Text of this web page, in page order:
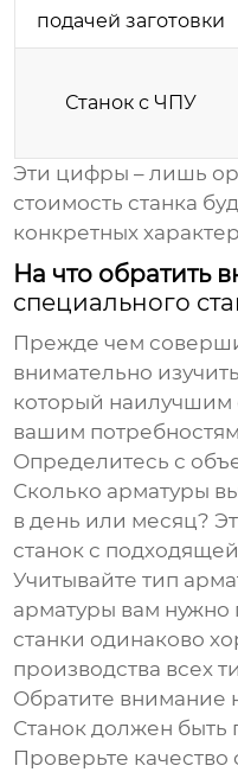
подачей заготовки
Станок с ЧПУ
Эти цифры – лишь
стоимость станка
конкретных
На что обратить
специального
Прежде чем
внимательно
который наилучшим
вашим
Определитесь с
Сколько арматуры
в день или месяц?
станок с
Учитывайте тип
арматуры вам нужно
станки одинаково
производства всех
Обратите внимание
Станок должен
Проверьте